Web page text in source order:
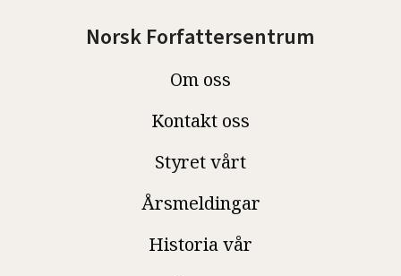
Norsk Forfattersentrum
Om oss
Kontakt oss
Styret vårt
Årsmeldingar
Historia vår